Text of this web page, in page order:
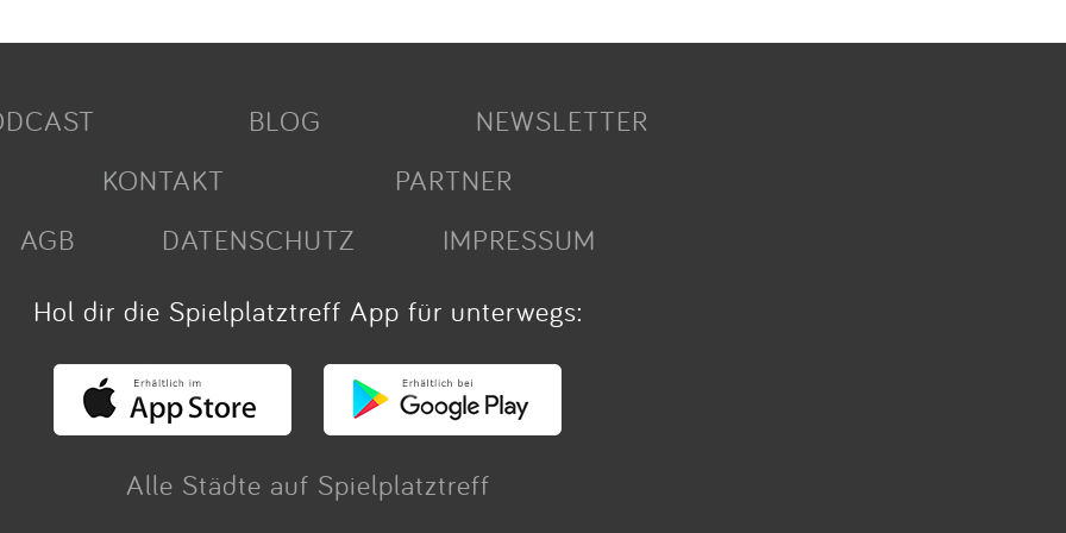
BLOG
NEWSLETTER
KONTAKT
PARTNER
AGB
DATENSCHUTZ
IMPRESSUM
Hol dir die Spielplatztreff App für unterwegs:
Alle Städte auf Spielplatztreff